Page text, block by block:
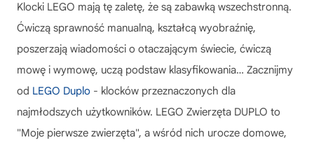
Klocki LEGO mają tę zaletę, że są zabawką wszechstronną.
Ćwiczą sprawność manualną, kształcą wyobraźnię,
poszerzają wiadomości o otaczającym świecie, ćwiczą
mowę i wymowę, uczą podstaw klasyfikowania… Zacznijmy
od LEGO Duplo - klocków przeznaczonych dla
najmłodszych użytkowników. LEGO Zwierzęta DUPLO to
"Moje pierwsze zwierzęta", a wśród nich urocze domowe,